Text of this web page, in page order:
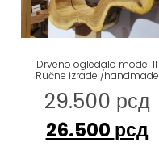
Drveno ogledalo model 11
Ručne izrade /handmade
29.500 рсд
26.500 рсд